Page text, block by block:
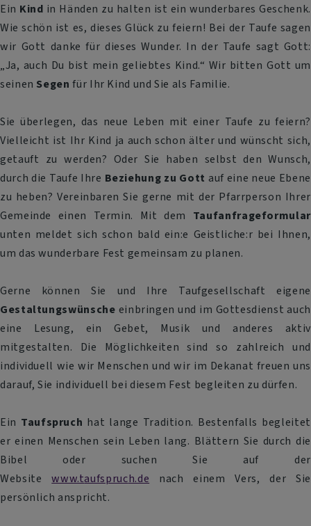
Ein Kind in Händen zu halten ist ein wunderbares Geschenk.
Wie schön ist es, dieses Glück zu feiern! Bei der Taufe sagen
wir Gott danke für dieses Wunder. In der Taufe sagt Gott:
„Ja, auch Du bist mein geliebtes Kind.“ Wir bitten Gott um
seinen Segenfür Ihr Kind und Sie als Familie.
Sie überlegen, das neue Leben mit einer Taufe zu feiern?
Vielleicht ist Ihr Kind ja auch schon älter und wünscht sich,
getauft zu werden? Oder Sie haben selbst den Wunsch,
durch die Taufe Ihre Beziehung zu Gott auf eine neue Ebene
zu heben? Vereinbaren Sie gerne mit der Pfarrperson Ihrer
Gemeinde einen Termin. Mit dem Taufanfrageformular
unten meldet sich schon bald ein:e Geistliche:r bei Ihnen,
um das wunderbare Fest gemeinsam zu planen.
Gerne können Sie und Ihre Taufgesellschaft eigene
Gestaltungswünsche einbringen und im Gottesdienst auch
eine Lesung, ein Gebet, Musik und anderes aktiv
mitgestalten. Die Möglichkeiten sind so zahlreich und
individuell wie wir Menschen und wir im Dekanat freuen uns
darauf, Sie individuell bei diesem Fest begleiten zu dürfen.
Ein Taufspruch hat lange Tradition. Bestenfalls begleitet
er einen Menschen sein Leben lang. Blättern Sie durch die
Bibel oder suchen Sie auf der
Websitewww.taufspruch.de nach einem Vers, der Sie
persönlich anspricht.